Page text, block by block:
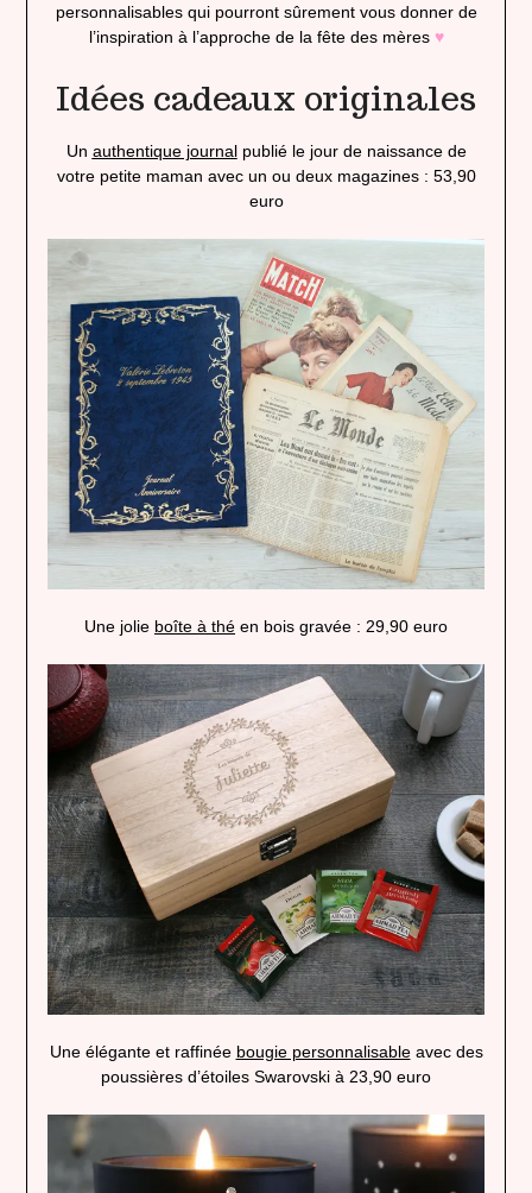
personnalisables qui pourront sûrement vous donner de
l’inspiration à l’approche de la fête des mères ♥
Idées cadeaux originales
Un authentique journalpublié le jour de naissance de
votre petite maman avec un ou deux magazines : 53,90
euro
Une jolie boîte à thé en bois gravée : 29,90 euro
Une élégante et raffinée bougie personnalisableavec des
poussières d’étoiles Swarovski à 23,90 euro